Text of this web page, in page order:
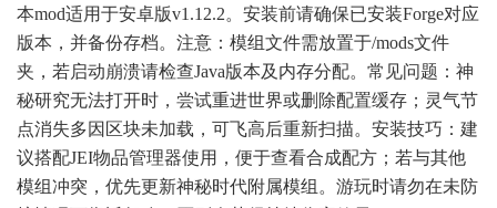
本mod适用于安卓版v1.12.2。安装前请确保已安装Forge对应
版本，并备份存档。注意：模组文件需放置于/mods文件
夹，若启动崩溃请检查Java版本及内存分配。常见问题：神
秘研究无法打开时，尝试重进世界或删除配置缓存；灵气节
点消失多因区块未加载，可飞高后重新扫描。安装技巧：建
议搭配JEI物品管理器使用，便于查看合成配方；若与其他
模组冲突，优先更新神秘时代附属模组。游玩时请勿在未防